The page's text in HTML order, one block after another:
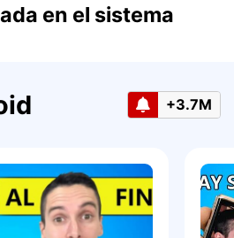
en el sistema
+3.7M